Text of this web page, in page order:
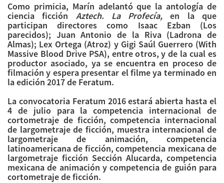
Como primicia, Marín adelantó que la antología de
ciencia ficción Aztech. La Profecía,en la que
participan directores como Isaac Ezban (Los
parecidos); Juan Antonio de la Riva (Ladrona de
Almas); Lex Ortega (Atroz) y Gigi Saúl Guerrero (With
Massive Blood Drive PSA), entre otros, y de la cual es
productor asociado, ya se encuentra en proceso de
filmación y espera presentar el filme ya terminado en
la edición 2017 de Feratum.
La convocatoria Feratum 2016 estará abierta hasta el
4 de julio para la competencia internacional de
cortometraje de ficción, competencia internacional
de largometraje de ficción, muestra internacional de
largometraje de animación, competencia
latinoamericana de ficción, competencia mexicana de
largometraje ficción Sección Alucarda, competencia
mexicana de animación y competencia de guión para
cortometraje de ficción.